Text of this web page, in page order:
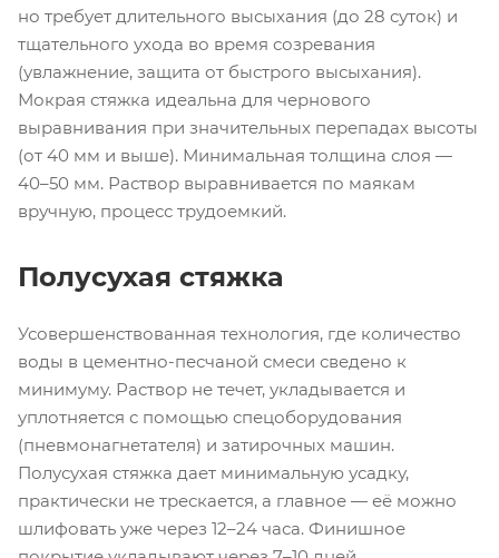
но требует длительного высыхания (до 28 суток) и
тщательного ухода во время созревания
(увлажнение, защита от быстрого высыхания).
Мокрая стяжка идеальна для чернового
выравнивания при значительных перепадах высоты
(от 40 мм и выше). Минимальная толщина слоя —
40–50 мм. Раствор выравнивается по маякам
вручную, процесс трудоемкий.
Полусухая стяжка
Усовершенствованная технология, где количество
воды в цементно-песчаной смеси сведено к
минимуму. Раствор не течет, укладывается и
уплотняется с помощью спецоборудования
(пневмонагнетателя) и затирочных машин.
Полусухая стяжка дает минимальную усадку,
практически не трескается, а главное — её можно
шлифовать уже через 12–24 часа. Финишное